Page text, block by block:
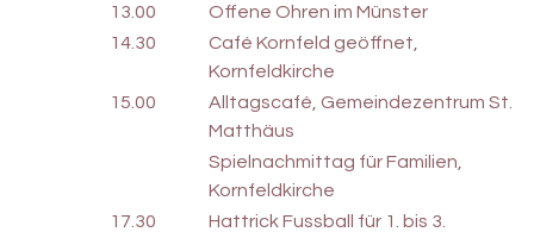
13.00
Offene Ohren im Münster
14.30
Café Kornfeld geöffnet,
Kornfeldkirche
15.00
Alltagscafé, Gemeindezentrum St.
Matthäus
Spielnachmittag für Familien,
Kornfeldkirche
17.30
Hattrick Fussball für 1. bis 3.